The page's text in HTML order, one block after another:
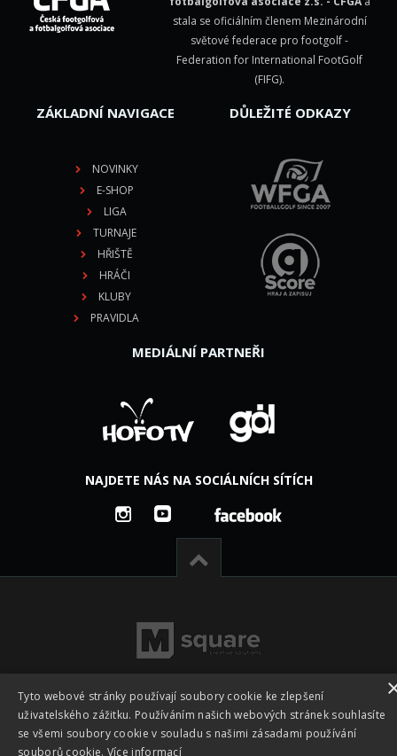
stala se oficiálním členem Mezinárodní
světové federace pro footgolf -
Federation for International FootGolf
(FIFG).
ZÁKLADNÍ NAVIGACE
NOVINKY
E-SHOP
LIGA
TURNAJE
HŘIŠTĚ
HRÁČI
KLUBY
PRAVIDLA
DŮLEŽITÉ ODKAZY
MEDIÁLNÍ PARTNEŘI
NAJDETE NÁS NA SOCIÁLNÍCH SÍTÍCH
Všechna práva vyhrazena © 2026 -Česká footgolfová a
Tyto webové stránky používají soubory cookie ke zlepšení
uživatelského zážitku. Používáním našich webových stránek souhlasíte
se všemi soubory cookie v souladu s našimi zásadami používání
souborů cookie. Více informací